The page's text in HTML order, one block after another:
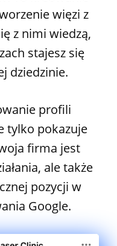
więzi z
z nimi wiedzą,
stajesz się
dziedzinie.
profili
tylko pokazuje
firma jest
ale także
pozycji w
Google.